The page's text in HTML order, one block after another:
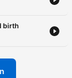
birth